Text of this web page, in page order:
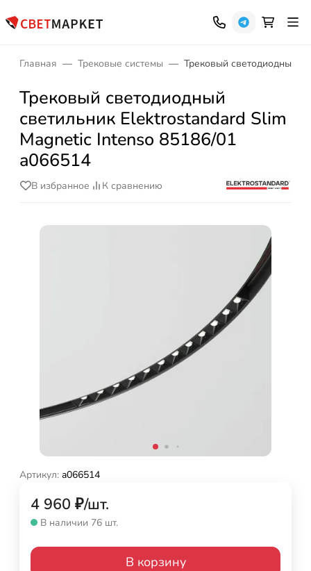
Главная Трековые системы Трековый светодиодный
Трековый светодиодный
светильник Elektrostandard Slim
Magnetic Intenso 85186/01
a066514
В избранное К сравнению
Артикул: a066514
4 960 ₽/шт.
В наличии 76 шт.
В корзину